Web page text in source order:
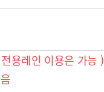
용레인 이용은 가능 )